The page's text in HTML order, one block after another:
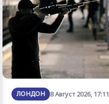
ЛОНДОН 8 Август 2026, 17:11